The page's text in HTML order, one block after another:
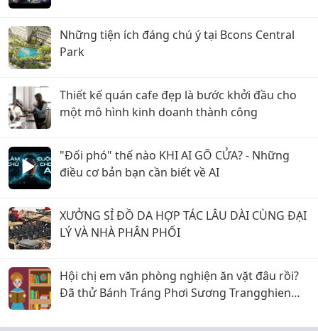
Những tiện ích đáng chú ý tại Bcons Central
Park
Thiết kế quán cafe đẹp là bước khởi đầu cho
một mô hình kinh doanh thành công
"Đối phó" thế nào KHI AI GÕ CỬA? - Những
điều cơ bản bạn cần biết về AI
XƯỞNG SỈ ĐỒ DA HỢP TÁC LÂU DÀI CÙNG ĐẠI
LÝ VÀ NHÀ PHÂN PHỐI
Hội chị em văn phòng nghiện ăn vặt đâu rồi?
Đã thử Bánh Tráng Phơi Sương Trangghien